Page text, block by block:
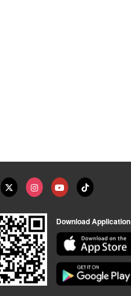
Download Application